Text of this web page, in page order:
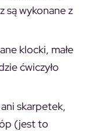
są wykonane z
klocki, małe
ćwiczyło
skarpetek,
(jest to